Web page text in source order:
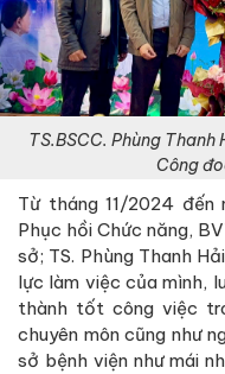
TS.BSCC. Phùng
Công
Từ tháng 11/2024 đến
Phục hồi Chức năng,
sở; TS. Phùng Thanh
lực làm việc của mình,
thành tốt công việc
chuyên môn cũng như
sở bệnh viện như mái